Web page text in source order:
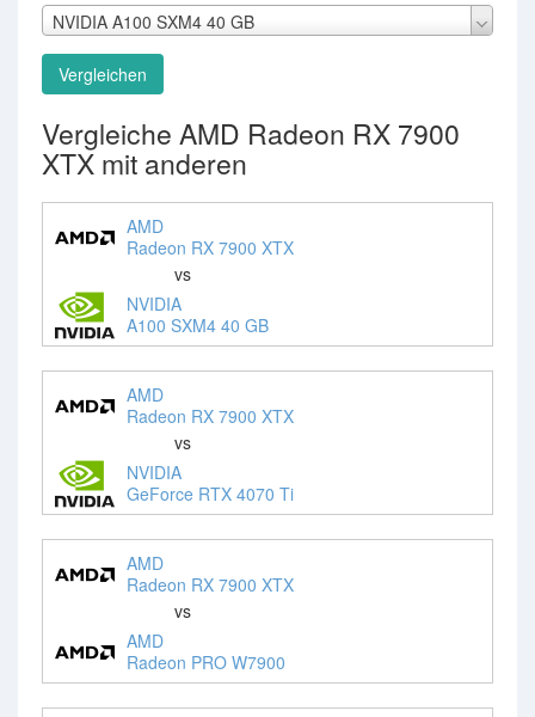
NVIDIA A100 SXM4 40 GB
Vergleichen
Vergleiche AMD Radeon RX 7900
XTX mit anderen
AMD
Radeon RX 7900 XTX
vs
NVIDIA
A100 SXM4 40 GB
AMD
Radeon RX 7900 XTX
vs
NVIDIA
GeForce RTX 4070 Ti
AMD
Radeon RX 7900 XTX
vs
AMD
Radeon PRO W7900